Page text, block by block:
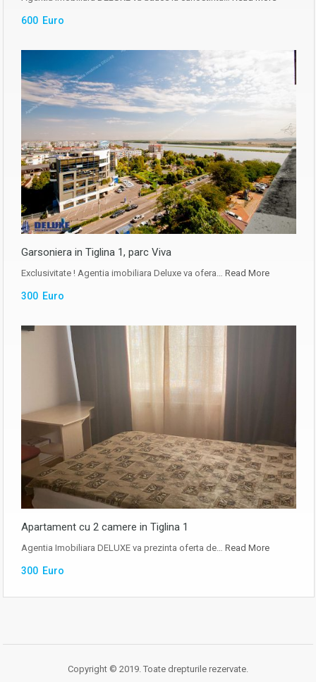
600 Euro
Garsoniera in Tiglina 1, parc Viva
Exclusivitate ! Agentia imobiliara Deluxe va ofera… Read More
300 Euro
Apartament cu 2 camere in Tiglina 1
Agentia Imobiliara DELUXE va prezinta oferta de… Read More
300 Euro
Copyright © 2019. Toate drepturile rezervate.